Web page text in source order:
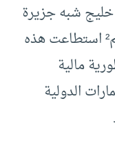
شبه جزيرة
مالاوي لا تتعدى مساحتها 719.9كم² استطاعت هذه
مالية
الدولية